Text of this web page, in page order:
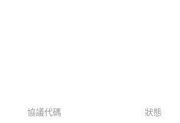
協議代碼 狀態